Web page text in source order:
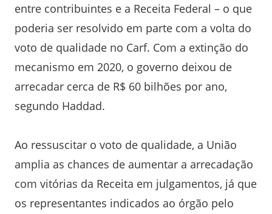
entre contribuintes e a Receita Federal – o que
poderia ser resolvido em parte com a volta do
voto de qualidade no Carf. Com a extinção do
mecanismo em 2020, o governo deixou de
arrecadar cerca de R$ 60 bilhões por ano,
segundo Haddad.
Ao ressuscitar o voto de qualidade, a União
amplia as chances de aumentar a arrecadação
com vitórias da Receita em julgamentos, já que
os representantes indicados ao órgão pelo